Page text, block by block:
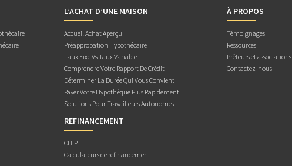
L’ACHAT D’UNE MAISON
Accueil Achat Aperçu
Préapprobation Hypothécaire
Taux Fixe Vs Taux Variable
Comprendre Votre Rapport De Crédit
Déterminer La Durée Qui Vous Convient
Payer Votre Hypothèque Plus Rapidement
Solutions Pour Travailleurs Autonomes
REFINANCEMENT
CHIP
Calculateurs de refinancement
À PROPOS
Témoignages
Ressources
Prêteurs et associations
Contactez-nous